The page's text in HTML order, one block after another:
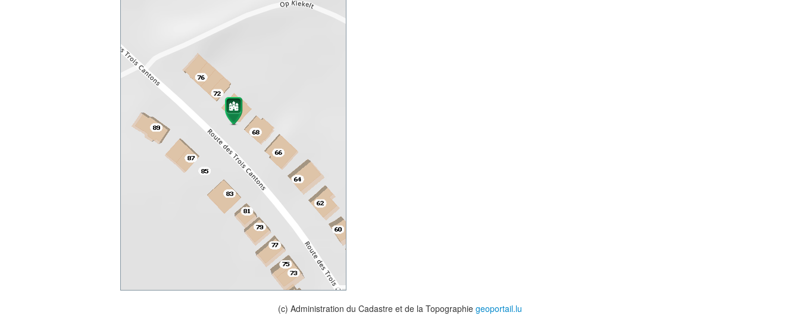
(c) Administration du Cadastre et de la Topographie geoportail.lu